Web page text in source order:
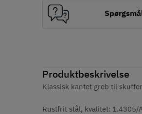
Produktbeskrivelse
Klassisk kantet greb til
Rustfrit stål, kvalitet: 1.4305/